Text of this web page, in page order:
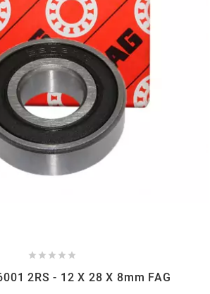
    
2RS - 12 X 28 X 8mm FAG